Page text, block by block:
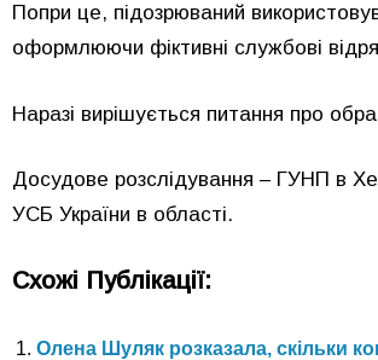
Попри це, підозрюваний
оформлюючи фіктивні службові
Наразі вирішується питання про
Досудове розслідування – ГУНП в
УСБ України в області.
Схожі Публікації:
Олена Шуляк розказала, скільки